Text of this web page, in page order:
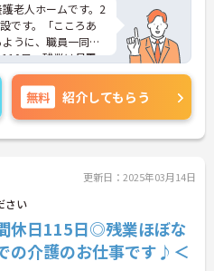
老人ホームです。2
です。「こころあ
うに、職員一同で
日、残業は月平
ートとの両立もし
面接対策ポイント
ますのでお気軽に
無料 紹介してもらう
更新日：2025年03月14日
さい
休日115日◎残業ほぼな
の介護のお仕事です♪＜